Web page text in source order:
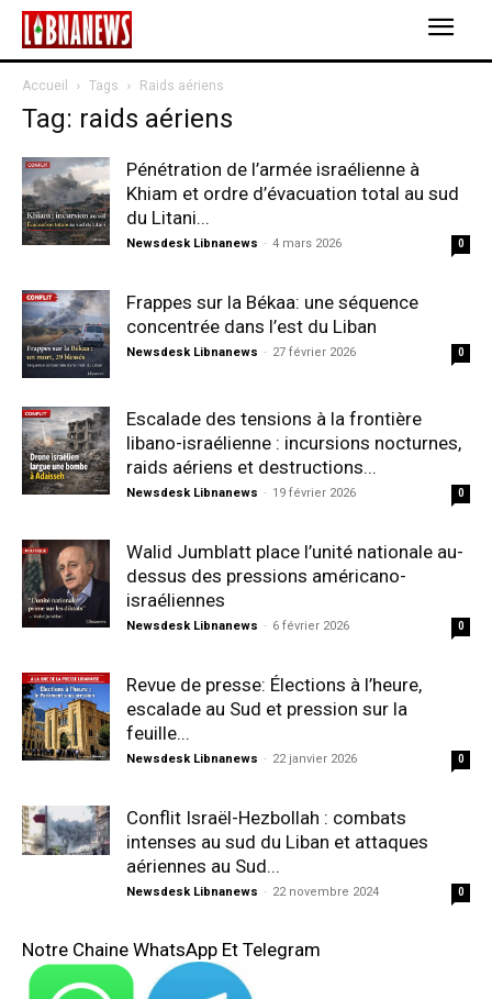
Accueil Tags Raids aériens
Tag: raids aériens
Pénétration de l’armée israélienne à
Khiam et ordre d’évacuation total au sud
du Litani...
Newsdesk Libnanews - 4 mars 2026 0
Frappes sur la Békaa: une séquence
concentrée dans l’est du Liban
Newsdesk Libnanews - 27 février 2026 0
Escalade des tensions à la frontière
libano-israélienne : incursions nocturnes,
raids aériens et destructions...
Newsdesk Libnanews - 19 février 2026 0
Walid Jumblatt place l’unité nationale au-
dessus des pressions américano-
israéliennes
Newsdesk Libnanews - 6 février 2026 0
Revue de presse: Élections à l’heure,
escalade au Sud et pression sur la
feuille...
Newsdesk Libnanews - 22 janvier 2026 0
Conflit Israël-Hezbollah : combats
intenses au sud du Liban et attaques
aériennes au Sud...
Newsdesk Libnanews - 22 novembre 2024 0
Notre Chaine WhatsApp Et Telegram